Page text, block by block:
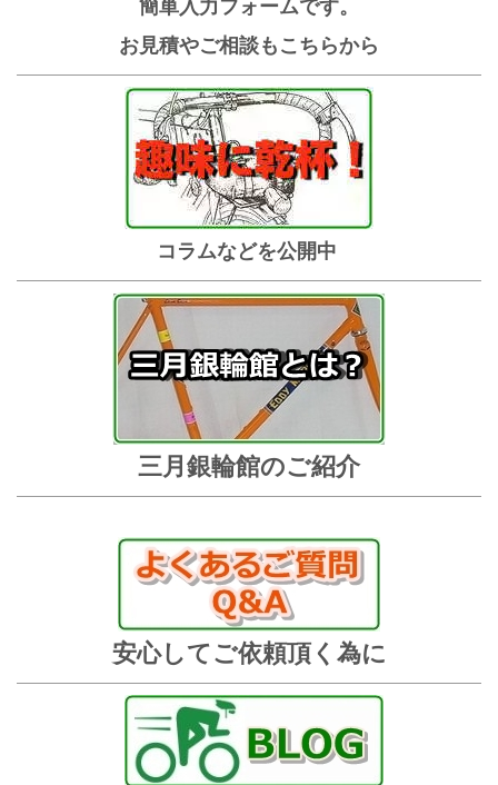
お見積やご相談もこちらから
コラムなどを公開中
三月銀輪館のご紹介
安心してご依頼頂く為に